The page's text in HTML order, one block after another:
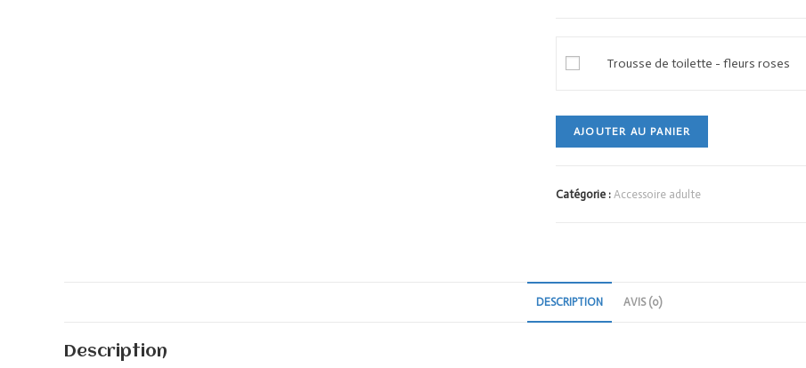
Trousse de toilette - fleurs roses
AJOUTER AU PANIER
Catégorie : Accessoire adulte
DESCRIPTION AVIS (0)
Description